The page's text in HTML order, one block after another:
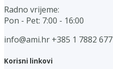
Radno vrijeme:
Pon - Pet: 7:00 - 16:00
info@ami.hr +385 1 7882 677
Korisni linkovi